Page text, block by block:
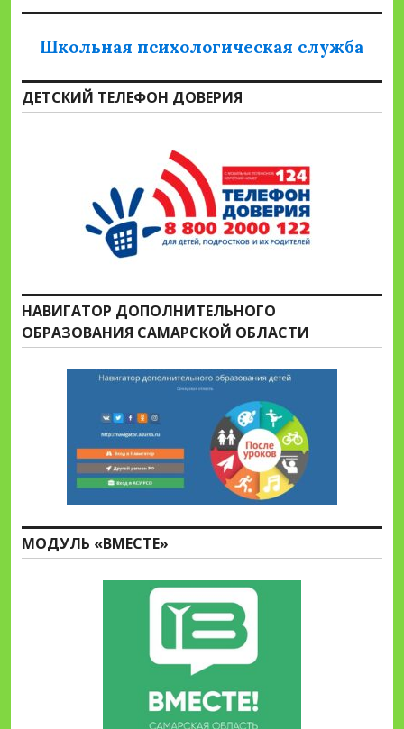
Школьная психологическая служба
ДЕТСКИЙ ТЕЛЕФОН ДОВЕРИЯ
НАВИГАТОР ДОПОЛНИТЕЛЬНОГО
ОБРАЗОВАНИЯ САМАРСКОЙ ОБЛАСТИ
МОДУЛЬ «ВМЕСТЕ»